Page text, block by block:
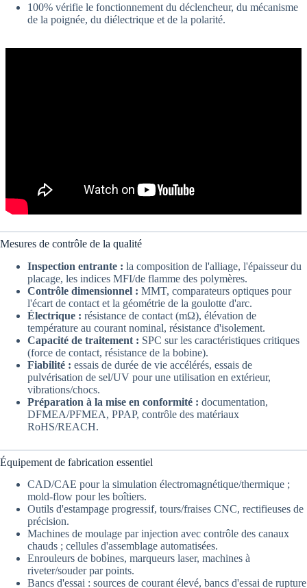
100% vérifie le fonctionnement du déclencheur, du mécanisme
de la poignée, du diélectrique et de la polarité.
Mesures de contrôle de la qualité
Inspection entrante : la composition de l'alliage, l'épaisseur du
placage, les indices MFI/de flamme des polymères.
Contrôle dimensionnel : MMT, comparateurs optiques pour
l'écart de contact et la géométrie de la goulotte d'arc.
Électrique : résistance de contact (mΩ), élévation de
température au courant nominal, résistance d'isolement.
Capacité de traitement : SPC sur les caractéristiques critiques
(force de contact, résistance de la bobine).
Fiabilité : essais de durée de vie accélérés, essais de
pulvérisation de sel/UV pour une utilisation en extérieur,
vibrations/chocs.
Préparation à la mise en conformité : documentation,
DFMEA/PFMEA, PPAP, contrôle des matériaux
RoHS/REACH.
Équipement de fabrication essentiel
CAD/CAE pour la simulation électromagnétique/thermique ;
mold-flow pour les boîtiers.
Outils d'estampage progressif, tours/fraises CNC, rectifieuses de
précision.
Machines de moulage par injection avec contrôle des canaux
chauds ; cellules d'assemblage automatisées.
Enrouleurs de bobines, marqueurs laser, machines à
riveter/souder par points.
Bancs d'essai : sources de courant élevé, bancs d'essai de rupture